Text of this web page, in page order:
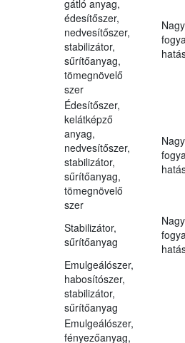
gátló anyag,
édesítőszer,
nedvesítőszer,
stabilizátor,
sűrítőanyag,
tömegnövelő
szer
Édesítőszer,
kelátképző
anyag,
nedvesítőszer,
stabilizátor,
sűrítőanyag,
tömegnövelő
szer
Stabilizátor,
sűrítőanyag
Emulgeálószer,
habosítószer,
stabilizátor,
sűrítőanyag
Emulgeálószer,
fényezőanyag,